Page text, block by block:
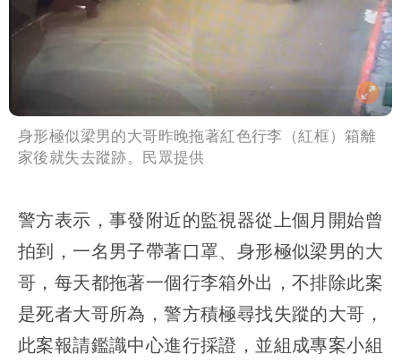
身形極似梁男的大哥昨晚拖著紅色行李（紅框）箱離
家後就失去蹤跡。民眾提供
警方表示，事發附近的監視器從上個月開始曾
拍到，一名男子帶著口罩、身形極似梁男的大
哥，每天都拖著一個行李箱外出，不排除此案
是死者大哥所為，警方積極尋找失蹤的大哥，
此案報請鑑識中心進行採證，並組成專案小組